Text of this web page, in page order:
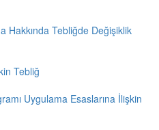
Hakkında Tebliğde Değişiklik
Tebliğ
Uygulama Esaslarına İlişkin